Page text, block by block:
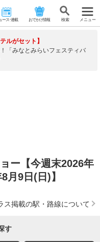
ース･連載 おでかけ情報 検 索 メニュー
ルがセット】
「みなとみらいフェスティバ
ー【今週末2026年
月9日(日)】
ス掲載の駅・路線について
す